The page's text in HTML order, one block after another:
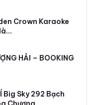
Crown Karaoke
HẢI – BOOKING
Big Sky 292 Bạch